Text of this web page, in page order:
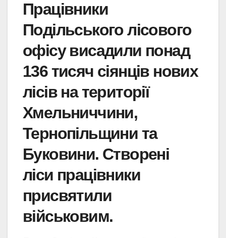
Працівники
Подільського лісового
офісу висадили понад
136 тисяч сіянців нових
лісів на території
Хмельниччини,
Тернопільщини та
Буковини. Створені
ліси працівники
присвятили
військовим.